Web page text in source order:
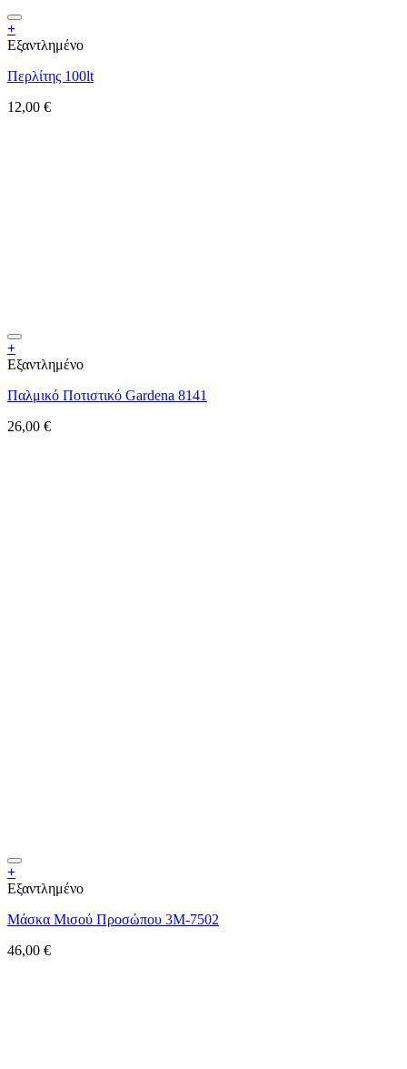
+
Εξαντλημένο
Περλίτης 100lt
12,00 €
+
Εξαντλημένο
Παλμικό Ποτιστικό Gardena 8141
26,00 €
+
Εξαντλημένο
Μάσκα Μισού Προσώπου 3M-7502
46,00 €